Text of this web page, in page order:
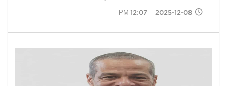
2025-12-08 12:07 PM